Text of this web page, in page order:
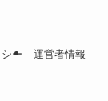
ー 運営者情報